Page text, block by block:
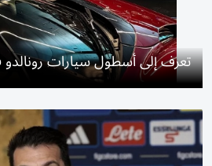
تعرف إلى أسطول سيارات